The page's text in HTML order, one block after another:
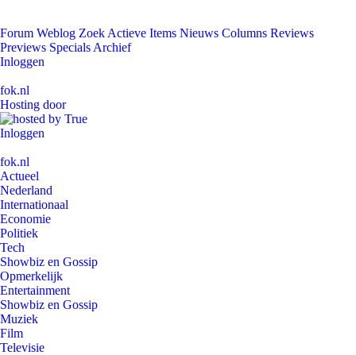
Forum Weblog Zoek Actieve Items Nieuws Columns Reviews
Previews Specials Archief
Inloggen
fok.nl
Hosting door
Inloggen
fok.nl
Actueel
Nederland
Internationaal
Economie
Politiek
Tech
Showbiz en Gossip
Opmerkelijk
Entertainment
Showbiz en Gossip
Muziek
Film
Televisie